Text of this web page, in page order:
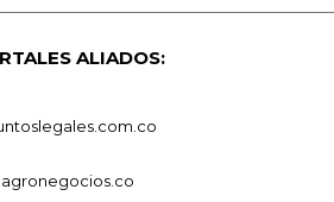
ALIADOS:
agronegocios.co